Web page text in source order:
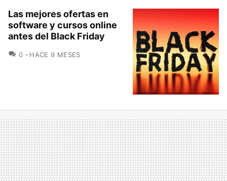
Las mejores ofertas en
software y cursos online
antes del Black Friday
0 COMENTARIOS
HACE 9 MESES